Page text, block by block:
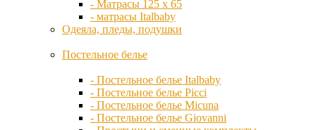
Игры на улице
Игровые комплексы
Показать все категории
IKID
iNanny
Italbaby
IVI
- Матрасы 125 х 65
- матрасы Italbaby
Одеяла, пледы, подушки
Постельное белье
- Постельное белье Italbaby
- Постельное белье Picci
- Постельное белье Micuna
- Постельное белье Giovanni